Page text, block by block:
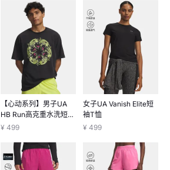
【心动系列】男子UA
HB Run高克重水洗短袖
T恤
¥ 499
女子UA Vanish Elite短
袖T恤
¥ 499